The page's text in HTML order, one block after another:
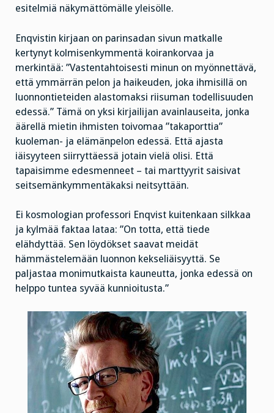
esitelmiä näkymättömälle yleisölle.
Enqvistin kirjaan on parinsadan sivun matkalle
kertynyt kolmisenkymmentä koirankorvaa ja
merkintää: ”Vastentahtoisesti minun on myönnettävä,
että ymmärrän pelon ja haikeuden, joka ihmisillä on
luonnontieteiden alastomaksi riisuman todellisuuden
edessä.” Tämä on yksi kirjailijan avainlauseita, jonka
äärellä mietin ihmisten toivomaa ”takaporttia”
kuoleman- ja elämänpelon edessä. Että ajasta
iäisyyteen siirryttäessä jotain vielä olisi. Että
tapaisimme edesmenneet – tai marttyyrit saisivat
seitsemänkymmentäkaksi neitsyttään.
Ei kosmologian professori Enqvist kuitenkaan silkkaa
ja kylmää faktaa lataa: ”On totta, että tiede
elähdyttää. Sen löydökset saavat meidät
hämmästelemään luonnon kekseliäisyyttä. Se
paljastaa monimutkaista kauneutta, jonka edessä on
helppo tuntea syvää kunnioitusta.”